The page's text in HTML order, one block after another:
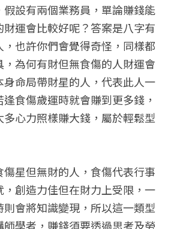
假設有兩個業務員，單論賺錢能
財運會比較好呢？答案是八字有
，也許你們會覺得奇怪，同樣都
，為何有財但無食傷的人財運會
身命局帶財星的人，代表此人一
食傷歲運時就會賺到更多錢，
多心力照樣賺大錢，屬於輕鬆型
傷星但無財的人，食傷代表行事
創造力佳但在財力上受限，一
則會將知識變現，所以這一類型
師學者，賺錢須要透過思考及勞